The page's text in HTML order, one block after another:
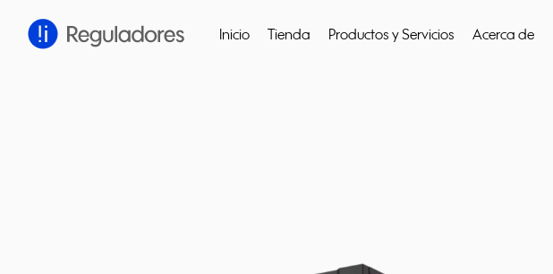
Inicio Tienda Productos y Servicios Acerca de